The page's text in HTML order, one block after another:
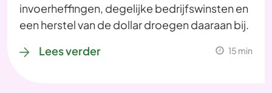
invoerheffingen, degelijke bedrijfswinsten en
een herstel van de dollar droegen daaraan bij.
Lees verder
15 min